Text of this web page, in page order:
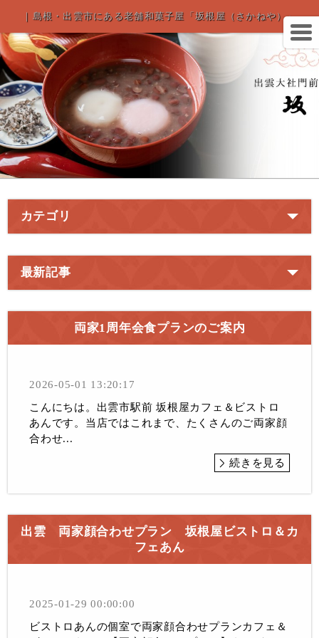
｜島根・出雲市にある老舗和菓子屋「坂根屋（さかねや）」
カテゴリ
最新記事
両家1周年会食プランのご案内
2026-05-01 13:20:17
こんにちは。出雲市駅前 坂根屋カフェ＆ビストロ
あんです。当店ではこれまで、たくさんのご両家顔
合わせ...
続きを見る
出雲 両家顔合わせプラン 坂根屋ビストロ＆カ
フェあん
2025-01-29 00:00:00
ビストロあんの個室で両家顔合わせプランカフェ＆